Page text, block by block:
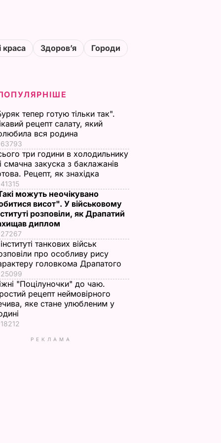
краса Здоровʼя Городи
тепер готую тільки так".
рецепт салату, який
вся родина
63793
три години в холодильнику
смачна закуска з баклажанів
Рецепт, як знахідка
41315
можуть неочікувано
висот". У військовому
розповіли, як Драпатий
диплом
27267
танкових військ
про особливу рису
головкома Драпатого
25099
"Поцілуночки" до чаю.
рецепт неймовірного
яке стане улюбленим у
18212
РЕКЛАМА